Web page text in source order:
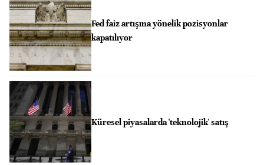
Fed faiz artışına yönelik pozisyonlar
kapatılıyor
Küresel piyasalarda 'teknolojik' satış